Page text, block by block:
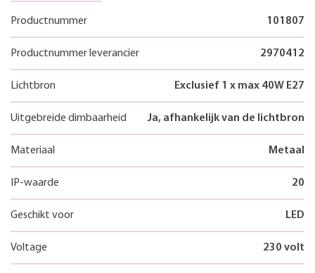
Productnummer 101807
Productnummer leverancier 2970412
Lichtbron Exclusief 1 x max 40W E27
Uitgebreide dimbaarheid Ja, afhankelijk van de lichtbron
Materiaal Metaal
IP-waarde 20
Geschikt voor LED
Voltage 230 volt